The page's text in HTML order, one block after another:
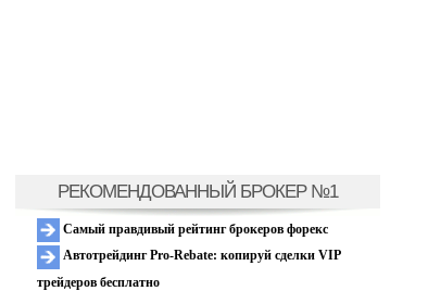
РЕКОМЕНДОВАННЫЙ БРОКЕР №1
Самый правдивый рейтинг брокеров форекс
Автотрейдинг Pro-Rebate: копируй сделки VIP
трейдеров бесплатно